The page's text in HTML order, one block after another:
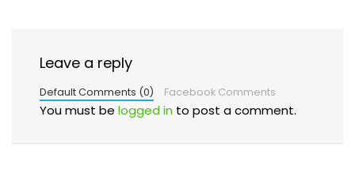
Leave a reply
Default Comments (0) Facebook Comments
You must be logged in to post a comment.